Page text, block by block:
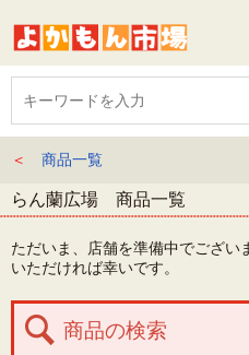
＜ 商品一覧
らん蘭広場 商品一覧
ただいま、店舗を準備中でござい
いただければ幸いです。
商品の検索